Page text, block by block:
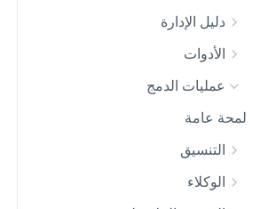
دليل الإدارة
الأدوات
عمليات الدمج
لمحة عامة
التنسيق
الوكلاء